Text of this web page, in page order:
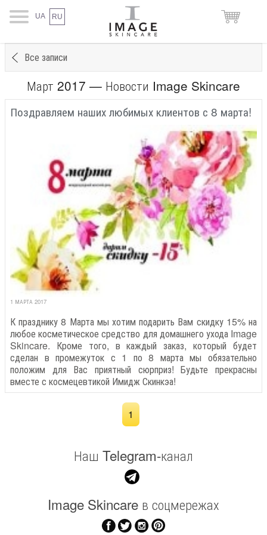
UA RU
Все записи
Март 2017 — Новости Image Skincare
Поздравляем наших любимых клиентов с 8 марта!
1 МАРТА 2017
К празднику 8 Марта мы хотим подарить Вам скидку 15% на
любое косметическое средство для домашнего ухода Image
Skincare. Кроме того, в каждый заказ, который будет
сделан в промежуток с 1 по 8 марта мы обязательно
положим для Вас приятный сюрприз! Будьте прекрасны
вместе с космецевтикой Имидж Скинкэа!
1
Наш Telegram-канал
Image Skincare в соцмережах